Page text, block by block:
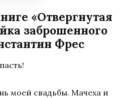
«Отвергнутая
заброшенного
Фрес
моей свадьбы. Мачеха и